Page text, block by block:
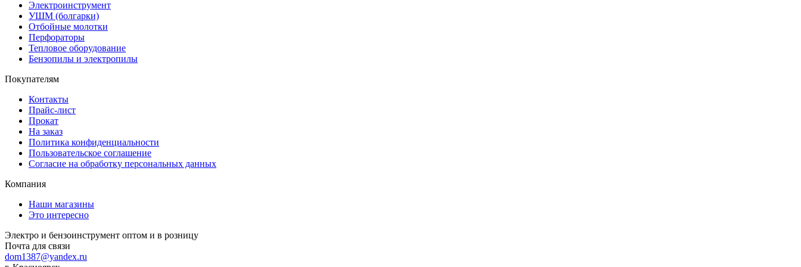
Электроинструмент
УШМ (болгарки)
Отбойные молотки
Перфораторы
Тепловое оборудование
Бензопилы и электропилы
Покупателям
Контакты
Прайс-лист
Прокат
На заказ
Политика конфиденциальности
Пользовательское соглашение
Согласие на обработку персональных данных
Компания
Наши магазины
Это интересно
Электро и бензоинструмент оптом и в розницу
Почта для связи
dom1387@yandex.ru